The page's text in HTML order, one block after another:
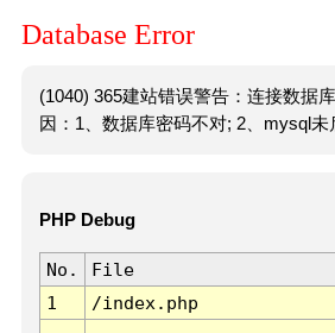
Database Error
(1040) 365建站错误警告：连接数据
因：1、数据库密码不对; 2、mysql未
PHP Debug
No. File
1
/index.php